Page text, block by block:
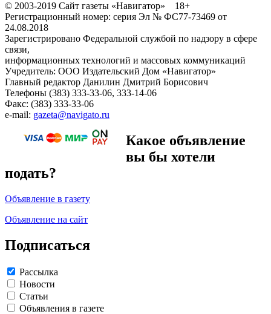
© 2003-2019 Сайт газеты «Навигатор» 18+
Регистрационный номер: серия Эл № ФС77-73469 от
24.08.2018
Зарегистрировано Федеральной службой по надзору в сфере
связи,
информационных технологий и массовых коммуникаций
Учредитель: ООО Издательский Дом «Навигатор»
Главный редактор Данилин Дмитрий Борисович
Телефоны (383) 333-33-06, 333-14-06
Факс: (383) 333-33-06
e-mail: gazeta@navigato.ru
Какое объявление
вы бы хотели
подать?
Объявление в газету
Объявление на сайт
Подписаться
Рассылка
Новости
Статьи
Объявления в газете